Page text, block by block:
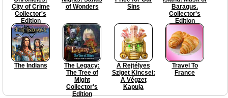
City of Crime
Collector's
Edition
of Wonders
Sins
Baragus.
Collector's
Edition
The Indians
The Legacy:
The Tree of
Might
Collector's
Edition
A Rejtélyes
Sziget Kincsei:
A Végzet
Kapuja
Travel To
France